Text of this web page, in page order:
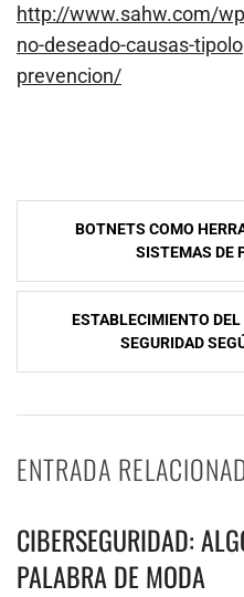
http://www.sahw.com/
no-deseado-causas-
prevencion/
NavegaciÃ³n
entradas
BOTNETS COMO
SISTEMAS DE
ESTABLECIMIENTO
SEGURIDAD
ENTRADA
CIBERSEGURIDAD:
PALABRA DE MODA